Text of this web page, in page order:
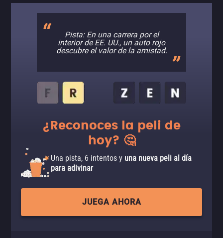
Pista: En una carrera por el
interior de EE. UU., un auto rojo
descubre el valor de la amistad.
¿Reconoces la peli de
hoy? 🤔
Una pista, 6 intentos y una nueva peli al día
para adivinar
JUEGA AHORA